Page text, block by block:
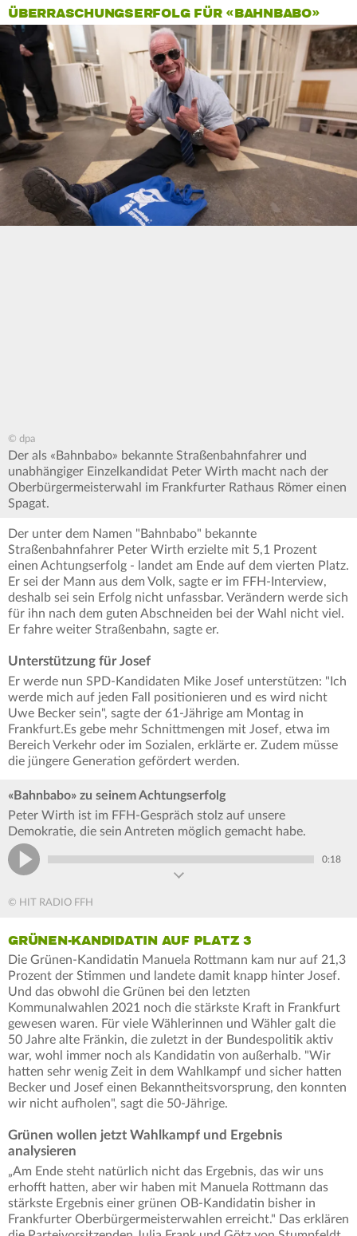
ÜBERRASCHUNGSERFOLG FÜR «BAHNBABO»
© dpa
Der als «Bahnbabo» bekannte Straßenbahnfahrer und
unabhängiger Einzelkandidat Peter Wirth macht nach der
Oberbürgermeisterwahl im Frankfurter Rathaus Römer einen
Spagat.
Der unter dem Namen "Bahnbabo" bekannte
Straßenbahnfahrer Peter Wirth erzielte mit 5,1 Prozent
einen Achtungserfolg - landet am Ende auf dem vierten Platz.
Er sei der Mann aus dem Volk, sagte er im FFH-Interview,
deshalb sei sein Erfolg nicht unfassbar. Verändern werde sich
für ihn nach dem guten Abschneiden bei der Wahl nicht viel.
Er fahre weiter Straßenbahn, sagte er.
Unterstützung für Josef
Er werde nun SPD-Kandidaten Mike Josef unterstützen: "Ich
werde mich auf jeden Fall positionieren und es wird nicht
Uwe Becker sein", sagte der 61-Jährige am Montag in
Frankfurt.Es gebe mehr Schnittmengen mit Josef, etwa im
Bereich Verkehr oder im Sozialen, erklärte er. Zudem müsse
die jüngere Generation gefördert werden.
«Bahnbabo» zu seinem Achtungserfolg
Peter Wirth ist im FFH-Gespräch stolz auf unsere
Demokratie, die sein Antreten möglich gemacht habe.
0:18
© HIT RADIO FFH
GRÜNEN-KANDIDATIN AUF PLATZ 3
Die Grünen-Kandidatin Manuela Rottmann kam nur auf 21,3
Prozent der Stimmen und landete damit knapp hinter Josef.
Und das obwohl die Grünen bei den letzten
Kommunalwahlen 2021 noch die stärkste Kraft in Frankfurt
gewesen waren. Für viele Wählerinnen und Wähler galt die
50 Jahre alte Fränkin, die zuletzt in der Bundespolitik aktiv
war, wohl immer noch als Kandidatin von außerhalb. "Wir
hatten sehr wenig Zeit in dem Wahlkampf und sicher hatten
Becker und Josef einen Bekanntheitsvorsprung, den konnten
wir nicht aufholen", sagt die 50-Jährige.
Grünen wollen jetzt Wahlkampf und Ergebnis
analysieren
„Am Ende steht natürlich nicht das Ergebnis, das wir uns
erhofft hatten, aber wir haben mit Manuela Rottmann das
stärkste Ergebnis einer grünen OB-Kandidatin bisher in
Frankfurter Oberbürgermeisterwahlen erreicht." Das erklären